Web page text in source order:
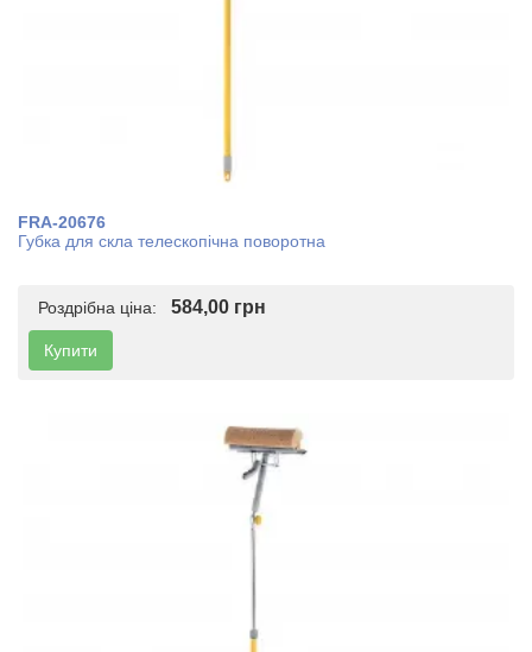
FRA-20676
Губка для скла телескопічна поворотна
Роздрібна ціна: 584,00 грн
Купити